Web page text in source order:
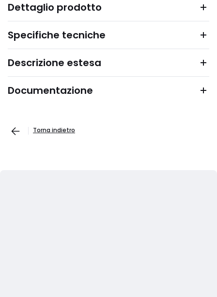
Dettaglio prodotto
Specifiche tecniche
Descrizione estesa
Documentazione
Torna indietro